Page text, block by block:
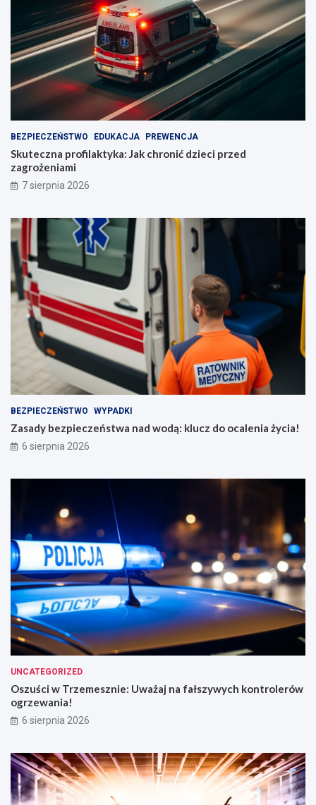
BEZPIECZEŃSTWO EDUKACJA PREWENCJA
Skuteczna profilaktyka: Jak chronić dzieci przed
zagrożeniami
7 sierpnia 2026
BEZPIECZEŃSTWO WYPADKI
Zasady bezpieczeństwa nad wodą: klucz do ocalenia życia!
6 sierpnia 2026
UNCATEGORIZED
Oszuści w Trzemesznie: Uważaj na fałszywych kontrolerów
ogrzewania!
6 sierpnia 2026